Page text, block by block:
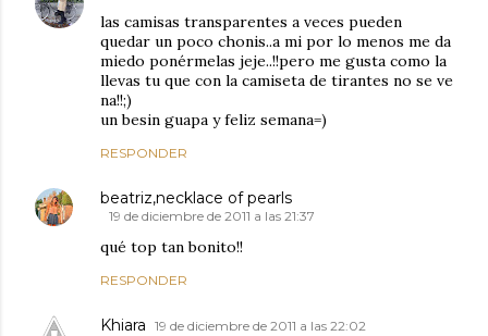
las camisas transparentes a veces pueden
quedar un poco chonis..a mi por lo menos me da
miedo ponérmelas jeje..!!pero me gusta como la
llevas tu que con la camiseta de tirantes no se ve
na!!;)
un besin guapa y feliz semana=)
RESPONDER
beatriz,necklace of pearls
19 de diciembre de 2011 a las 21:37
qué top tan bonito!!
RESPONDER
Khiara 19 de diciembre de 2011 a las 22:02